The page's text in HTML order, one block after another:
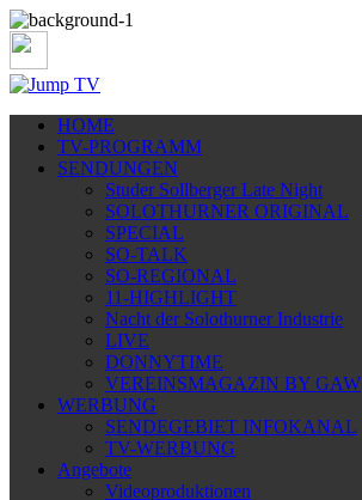
HOME
TV-PROGRAMM
SENDUNGEN
Studer Sollberger Late Night
SOLOTHURNER ORIGINAL
SPECIAL
SO-TALK
SO-REGIONAL
11-HIGHLIGHT
Nacht der Solothurner Industrie
LIVE
DONNYTIME
VEREINSMAGAZIN BY GAW
WERBUNG
SENDEGEBIET INFOKANAL
TV-WERBUNG
Angebote
Videoproduktionen